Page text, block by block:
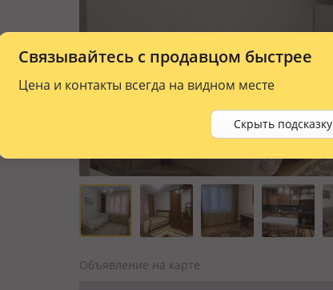
Связывайтесь с продавцом быстрее
Цена и контакты всегда на видном месте
Скрыть подсказку
Объявление на карте